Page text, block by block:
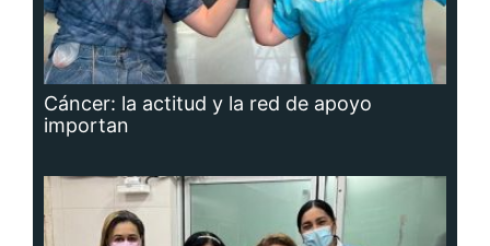
Cáncer: la actitud y la red de apoyo
importan